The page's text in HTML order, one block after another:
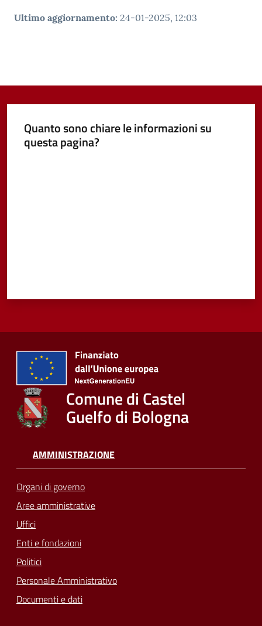
Ultimo aggiornamento: 24-01-2025, 12:03
Quanto sono chiare le informazioni su
questa pagina?
Comune di Castel
Guelfo di Bologna
AMMINISTRAZIONE
Organi di governo
Aree amministrative
Uffici
Enti e fondazioni
Politici
Personale Amministrativo
Documenti e dati